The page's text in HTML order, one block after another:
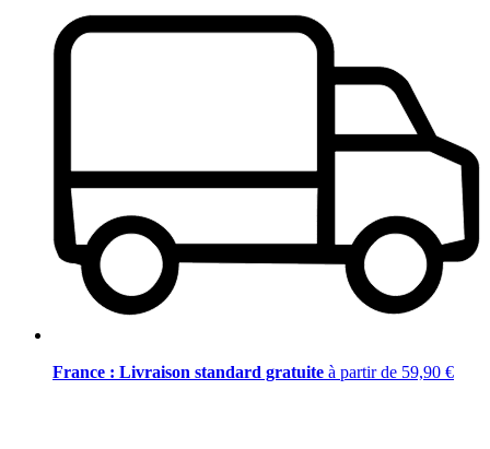
France : Livraison standard gratuite à partir de 59,90 €